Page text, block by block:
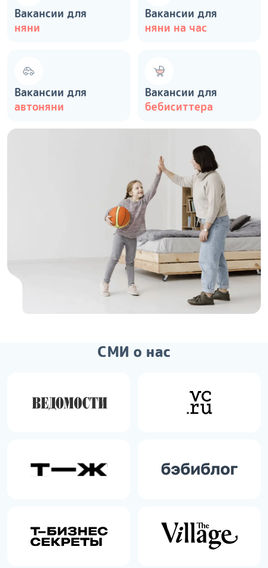
Вакансии для
няни
Вакансии для
няни на час
Вакансии для
автоняни
Вакансии для
бебиситтера
СМИ о нас